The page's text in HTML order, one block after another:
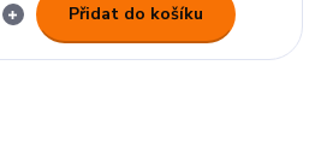
Přidat do košíku